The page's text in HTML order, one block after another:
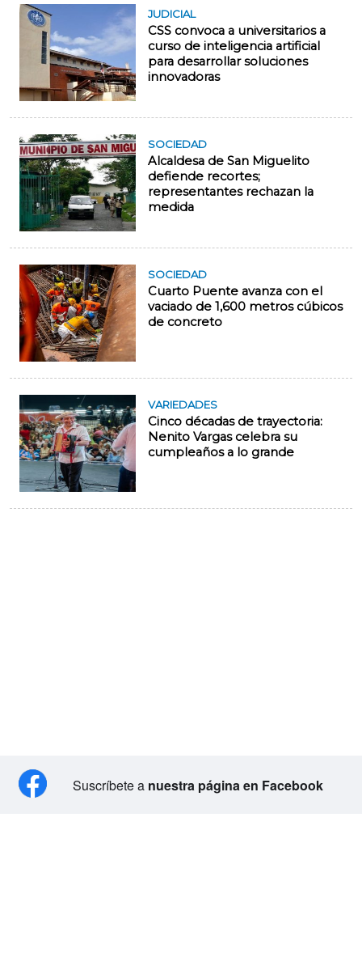
JUDICIAL
CSS convoca a universitarios a
curso de inteligencia artificial
para desarrollar soluciones
innovadoras
SOCIEDAD
Alcaldesa de San Miguelito
defiende recortes;
representantes rechazan la
medida
SOCIEDAD
Cuarto Puente avanza con el
vaciado de 1,600 metros cúbicos
de concreto
VARIEDADES
Cinco décadas de trayectoria:
Nenito Vargas celebra su
cumpleaños a lo grande
Suscríbete a nuestra página en Facebook